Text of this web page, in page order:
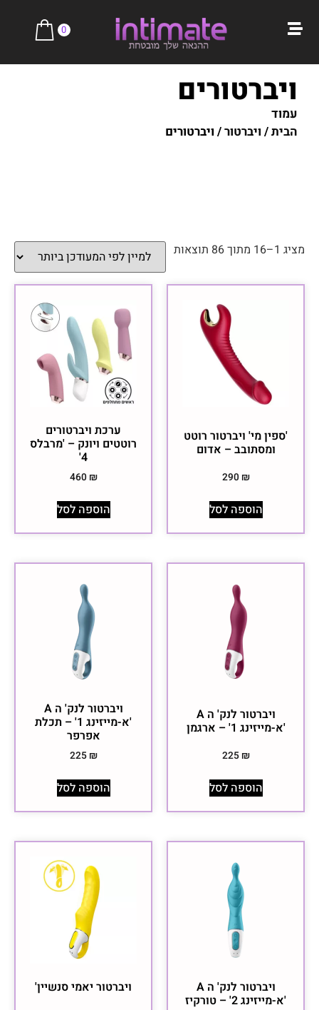
0
ויברטורים
עמוד
הבית/ ויברטור/ ויברטורים
מציג 1–16 מתוך 86 תוצאות
'ספין מי' ויברטור רוטט
ומסתובב – אדום
290 ₪
הוספה לסל
ערכת ויברטורים
רוטטים ויונק – 'מרבלס
4'
460 ₪
הוספה לסל
ויברטור לנק' ה A
'א-מייזינג 1' – ארגמן
225 ₪
הוספה לסל
ויברטור לנק' ה A
'א-מייזינג 1' – תכלת
אפרפר
225 ₪
הוספה לסל
ויברטור לנק' ה A
'א-מייזינג 2' – טורקיז
ויברטור יאמי סנשיין'